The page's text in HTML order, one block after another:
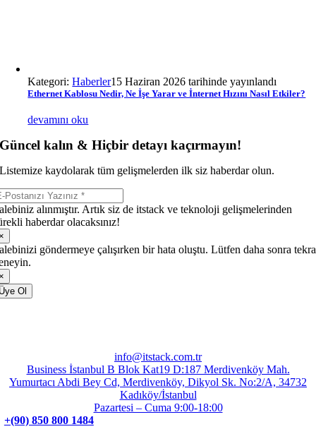
Kategori:Haberler15 Haziran 2026 tarihinde yayınlandı
Ethernet Kablosu Nedir, Ne İşe Yarar ve İnternet Hızını Nasıl Etkiler?
devamını oku
Güncel kalın & Hiçbir detayı kaçırmayın!
Listemize kaydolarak tüm gelişmelerden ilk siz haberdar olun.
alınmıştır. Artık siz de itstack ve teknoloji gelişmelerinden
haberdar olacaksınız!
göndermeye çalışırken bir hata oluştu. Lütfen daha sonra
Ol
info@itstack.com.tr
Business İstanbul B Blok Kat19 D:187 Merdivenköy Mah.
Yumurtacı Abdi Bey Cd, Merdivenköy, Dikyol Sk. No:2/A, 34732
Kadıköy/İstanbul
Pazartesi – Cuma 9:00-18:00
+(90) 850 800 1484